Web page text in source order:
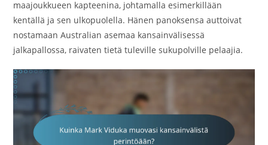
maajoukkueen kapteenina, johtamalla esimerkillään
kentällä ja sen ulkopuolella. Hänen panoksensa auttoivat
nostamaan Australian asemaa kansainvälisessä
jalkapallossa, raivaten tietä tuleville sukupolville pelaajia.